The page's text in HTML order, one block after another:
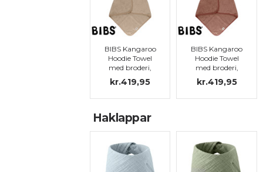
BIBS Kangaroo
Hoodie Towel
med broderi,
kr.419,95
BIBS Kangaroo
Hoodie Towel
med broderi,
Woodchuck
kr.419,95
Haklappar